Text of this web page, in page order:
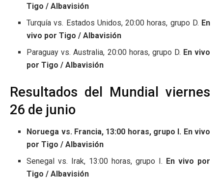
Tigo / Albavisión
Turquía vs. Estados Unidos, 20:00 horas, grupo D. En
vivo por Tigo / Albavisión
Paraguay vs. Australia, 20:00 horas, grupo D. En vivo
por Tigo / Albavisión
Resultados del Mundial viernes
26 de junio
Noruega vs. Francia, 13:00 horas, grupo I. En vivo
por Tigo / Albavisión
Senegal vs. Irak, 13:00 horas, grupo I. En vivo por
Tigo / Albavisión